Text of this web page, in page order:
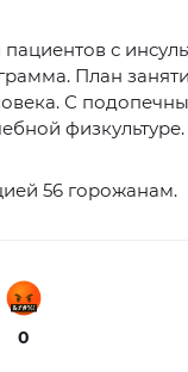
с
План
С
физкультуре.
56 горожанам.
0